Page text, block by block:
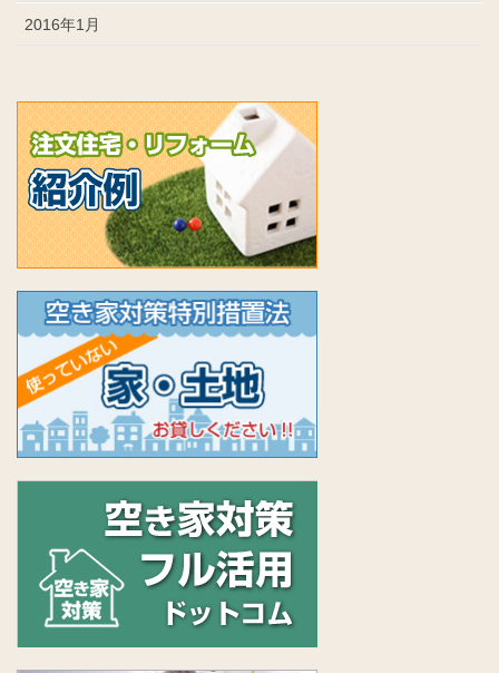
2016年1月